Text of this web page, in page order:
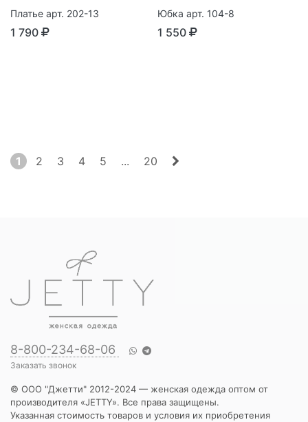
Платье арт. 202-13
1 790
Юбка арт. 104-8
1 550
1 2 3 4 5 ... 20
8-800-234-68-06
Заказать звонок
© ООО "Джетти" 2012-2024 — женская одежда оптом от
производителя «JETTY». Все права защищены.
Указанная стоимость товаров и условия их приобретения